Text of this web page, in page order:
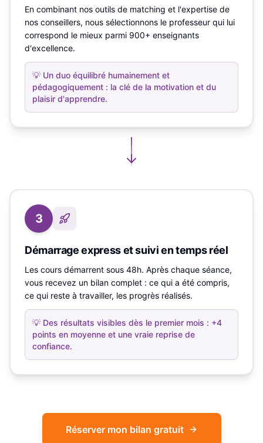
En combinant nos outils de matching et l'expertise de
nos conseillers, nous sélectionnons le professeur qui lui
correspond le mieux parmi 900+ enseignants
d'excellence.
💡 Un duo équilibré humainement et
pédagogiquement : la clé de la motivation et du
plaisir d'apprendre.
3
Démarrage express et suivi en temps réel
Les cours démarrent sous 48h. Après chaque séance,
vous recevez un bilan complet : ce qui a été compris,
ce qui reste à travailler, les progrès réalisés.
💡 Des résultats visibles dès le premier mois : +4
points en moyenne et une vraie reprise de
confiance.
Réserver mon bilan gratuit